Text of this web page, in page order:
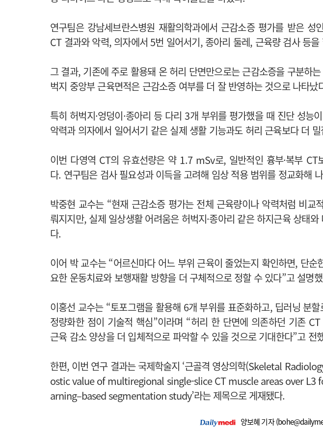
연구팀은 강남세브란스병원 재활의학과에서 근감소증 평가를 받은 성
CT 결과와 악력, 의자에서 5번 일어서기, 종아리 둘레, 근육량 검사 등을
그 결과, 기존에 주로 활용돼 온 허리 단면만으로는 근감소증을 구분하
벅지 중앙부 근육면적은 근감소증 여부를 더 잘 반영하는 것으로 나타났
특히 허벅지·엉덩이·종아리 등 다리 3개 부위를 평가했을 때 진단 성능
악력과 의자에서 일어서기 같은 실제 생활 기능과도 허리 근육보다 더
이번 다영역 CT의 유효선량은 약 1.7 mSv로, 일반적인 흉부·복부 CT
다. 연구팀은 검사 필요성과 이득을 고려해 임상 적용 범위를 정교화해
박중현 교수는 “현재 근감소증 평가는 전체 근육량이나 악력처럼 비교
뤄지지만, 실제 일상생활 어려움은 허벅지·종아리 같은 하지근육 상태
다.
이어 박 교수는 “어르신마다 어느 부위 근육이 줄었는지 확인하면, 단순
요한 운동치료와 보행재활 방향을 더 구체적으로 정할 수 있다”고 설명
이홍선 교수는 “토포그램을 활용해 6개 부위를 표준화하고, 딥러닝 분
정량화한 점이 기술적 핵심”이라며 “허리 한 단면에 의존하던 기존
근육 감소 양상을 더 입체적으로 파악할 수 있을 것으로 기대한다”고 전
한편, 이번 연구 결과는 국제학술지 ‘근골격 영상의학(Skeletal
ostic value of multiregional single-slice CT muscle areas over L3
arning–based segmentation study’라는 제목으로 게재됐다.
양보혜 기자 (